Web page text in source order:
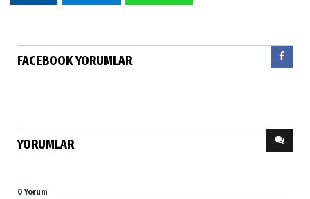
FACEBOOK YORUMLAR
YORUMLAR
0 Yorum